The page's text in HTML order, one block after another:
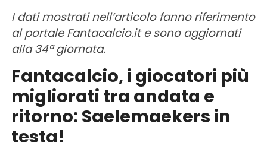
I dati mostrati nell’articolo fanno riferimento
al portale Fantacalcio.it e sono aggiornati
alla 34ª giornata.
Fantacalcio, i giocatori più
migliorati tra andata e
ritorno: Saelemaekers in
testa!